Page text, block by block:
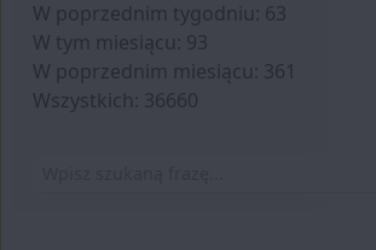
W poprzednim tygodniu: 63
W tym miesiącu: 93
W poprzednim miesiącu: 361
Wszystkich: 36660